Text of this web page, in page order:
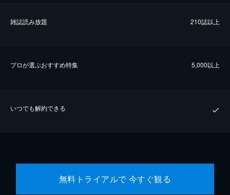
雑誌読み放題 210誌以上
プロが選ぶおすすめ特集 5,000以上
いつでも解約できる
無料トライアルで 今すぐ観る